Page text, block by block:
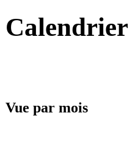
Calendrier
Vue par mois